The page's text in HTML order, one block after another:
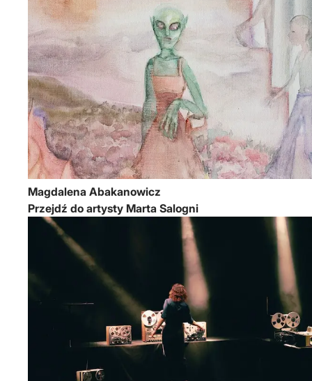
Magdalena Abakanowicz
Przejdź do artysty Marta Salogni